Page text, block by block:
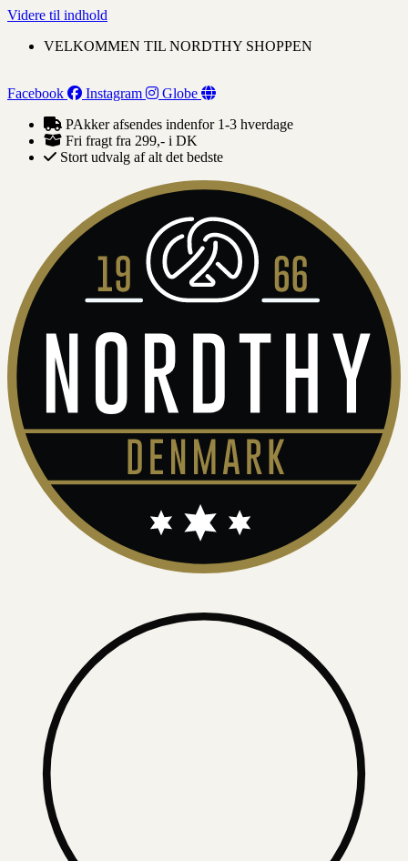
Videre til indhold
VELKOMMEN TIL NORDTHY SHOPPEN
Facebook Instagram
Globe
PAkker afsendes indenfor 1-3 hverdage
Fri fragt fra 299,- i DK
Stort udvalg af alt det bedste